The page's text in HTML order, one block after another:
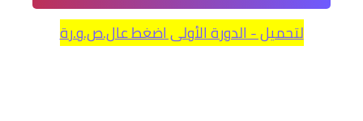
لتحميل - الدورة الأولى اضغط عال.ص.و.رة